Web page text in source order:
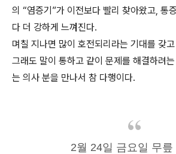
의 “염증기”가 이전보다 빨리 찾아왔고, 통
다 더 강하게 느껴진다.
며칠 지나면 많이 호전되리라는 기대를 갖
그래도 말이 통하고 같이 문제를 해결하려는
는 의사 분을 만나서 참 다행이다.
2월 24일 금요일 무릎